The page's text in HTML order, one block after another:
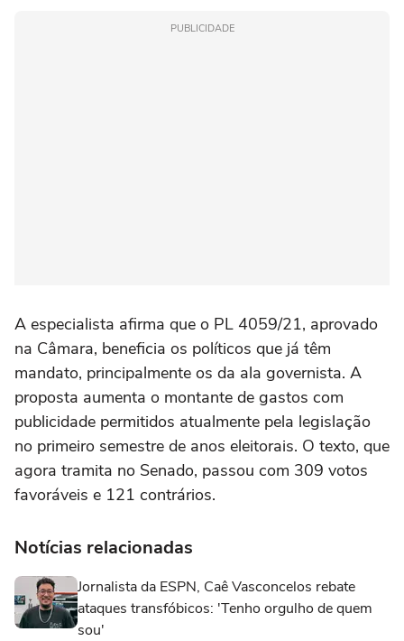
PUBLICIDADE
A especialista afirma que o PL 4059/21, aprovado
na Câmara, beneficia os políticos que já têm
mandato, principalmente os da ala governista. A
proposta aumenta o montante de gastos com
publicidade permitidos atualmente pela legislação
no primeiro semestre de anos eleitorais. O texto, que
agora tramita no Senado, passou com 309 votos
favoráveis e 121 contrários.
Notícias relacionadas
Jornalista da ESPN, Caê Vasconcelos rebate
ataques transfóbicos: 'Tenho orgulho de quem
sou'